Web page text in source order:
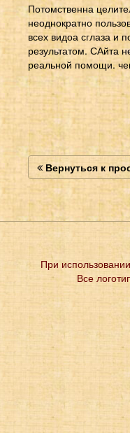
Потомственна
неоднократно
всех видоа сглаза и
результатом. САйта
реальной помощи.
Вернуться к
При
Все